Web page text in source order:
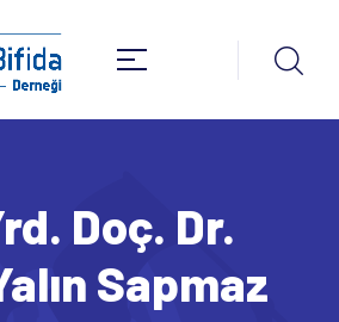
Doç. Dr.
Sapmaz